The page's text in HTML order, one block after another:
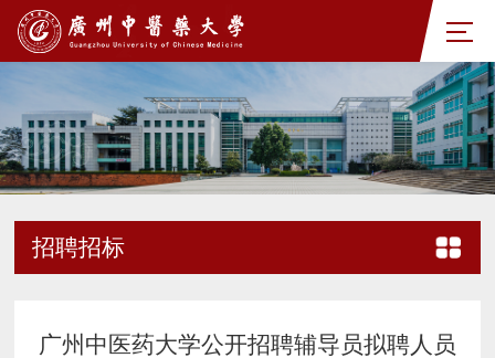
招聘招标
广州中医药大学公开招聘辅导员拟聘人员